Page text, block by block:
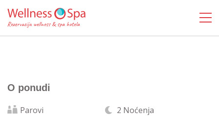
O ponudi
Parovi 2 Noćenja